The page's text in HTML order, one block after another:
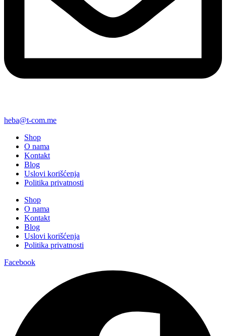
heba@t-com.me
Shop
O nama
Kontakt
Blog
Uslovi korišćenja
Politika privatnosti
Shop
O nama
Kontakt
Blog
Uslovi korišćenja
Politika privatnosti
Facebook